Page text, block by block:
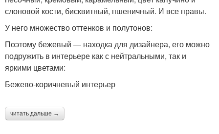
слоновой кости, бисквитный, пшеничный. И все правы.
У него множество оттенков и полутонов:
Поэтому бежевый — находка для дизайнера, его можно
подружить в интерьере как с нейтральными, так и
яркими цветами:
Бежево-коричневый интерьер
читать дальше →